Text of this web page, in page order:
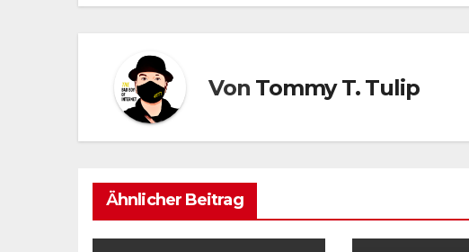
Von Tommy T. Tulip
Ähnlicher Beitrag